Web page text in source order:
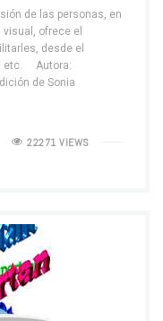
de las personas, en
ofrece el
desde el
etc. Autora:
de Sonia
22271 VIEWS